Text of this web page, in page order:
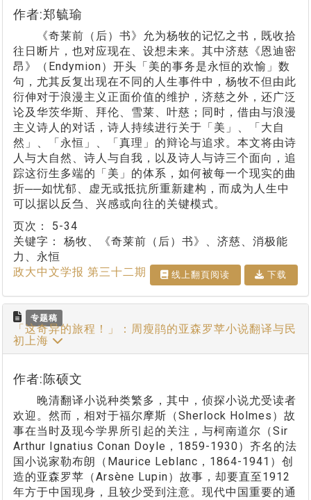
作者:郑毓瑜
《奇莱前（后）书》允为杨牧的记忆之书，既收拾
往日断片，也对应现在、设想未来。其中济慈《恩迪密
昂》（Endymion）开头「美的事务是永恒的欢愉」数
句，尤其反复出现在不同的人生事件中，杨牧不但由此
衍伸对于浪漫主义正面价值的维护，济慈之外，还广泛
论及华茨华斯、拜伦、雪莱、叶慈；同时，借由与浪漫
主义诗人的对话，诗人持续进行关于「美」、「大自
然」、「永恒」、「真理」的辩论与追求。本文将由诗
人与大自然、诗人与自我，以及诗人与诗三个面向，追
踪这衍生多端的「美」的体系，如何被每一个现实的曲
折──如忧郁、虚无或抵抗所重新建构，而成为人生中
可以据以反刍、兴感或向往的关键模式。
页次： 5-34
关键字： 杨牧、《奇莱前（后）书》、济慈、消极能
力、永恒
政大中文学报 第三十二期
线上翻⾴阅读 下载
专题稿
「这奇异的旅程！」：周瘦鹃的亚森罗苹小说翻译与民
初上海
作者:陈硕文
晚清翻译小说种类繁多，其中，侦探小说尤受读者
欢迎。然而，相对于福尔摩斯（Sherlock Holmes）故
事在当时及现今学界所引起的关注，与柯南道尔（Sir
Arthur Ignatius Conan Doyle，1859-1930）齐名的法
国小说家勒布朗（Maurice Leblanc，1864-1941）创
造的亚森罗苹（Arsène Lupin）故事，却要直至1912
年方于中国现身，且较少受到注意。现代中国重要的通